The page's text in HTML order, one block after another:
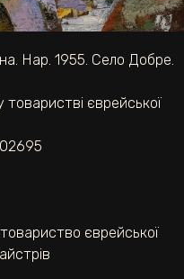
Нар. 1955. Село Добре.
товаристві єврейської
єврейської